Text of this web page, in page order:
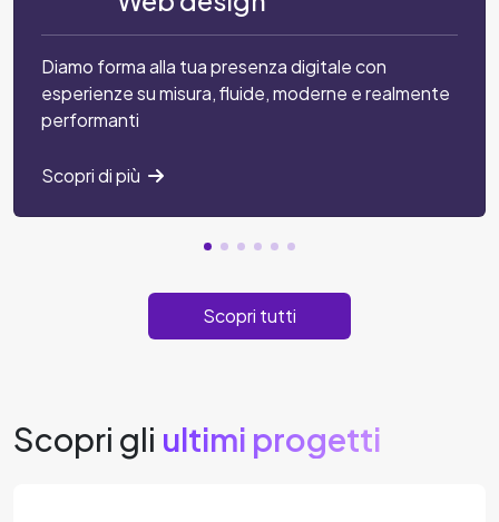
Diamo forma alla tua presenza digitale con
esperienze su misura, fluide, moderne e realmente
performanti
Scopri di più
Scopri tutti
Scopri gli ultimi progetti